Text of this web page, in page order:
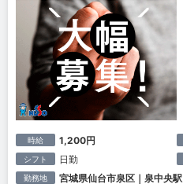
時給 1,200円
シフト 日勤
勤務地 宮城県仙台市泉区｜泉中央駅